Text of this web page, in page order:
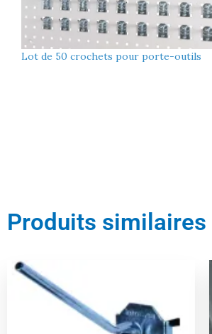
Lot de 50 crochets pour porte-outils
Produits similaires
initial
était :
10,00 €.
est :
9,00 €.